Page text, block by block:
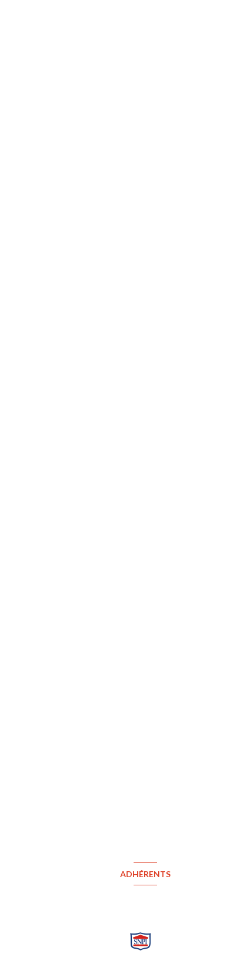
ADHÉRENTS